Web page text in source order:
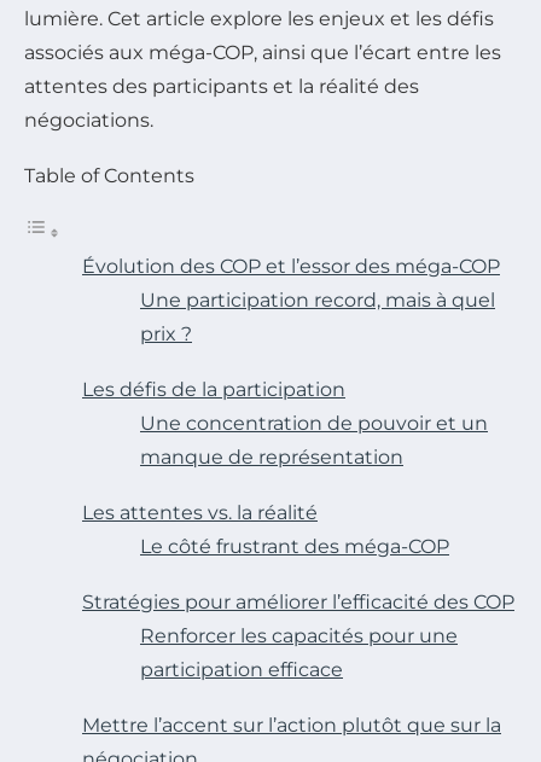
lumière. Cet article explore les enjeux et les défis
associés aux méga-COP, ainsi que l’écart entre les
attentes des participants et la réalité des
négociations.
Table of Contents
Évolution des COP et l’essor des méga-COP
Une participation record, mais à quel
prix ?
Les défis de la participation
Une concentration de pouvoir et un
manque de représentation
Les attentes vs. la réalité
Le côté frustrant des méga-COP
Stratégies pour améliorer l’efficacité des COP
Renforcer les capacités pour une
participation efficace
Mettre l’accent sur l’action plutôt que sur la